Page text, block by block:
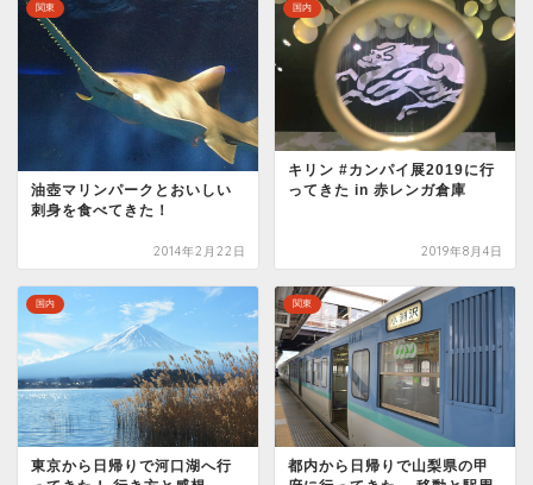
関東
油壺マリンパークとおいしい
刺身を食べてきた！
2014年2月22日
国内
キリン #カンパイ展2019に行
ってきた in 赤レンガ倉庫
2019年8月4日
国内
東京から日帰りで河口湖へ行
関東
都内から日帰りで山梨県の甲